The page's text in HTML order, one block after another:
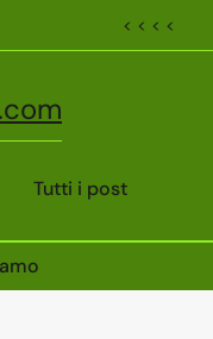
< < < <
Tutti i post